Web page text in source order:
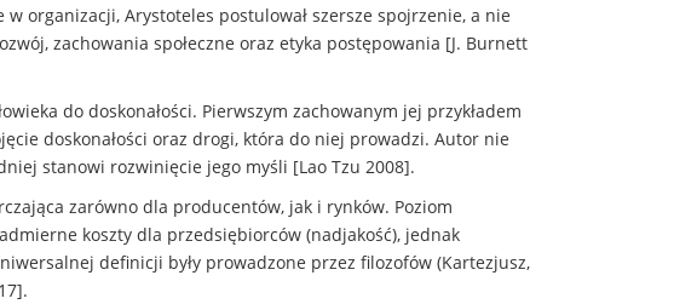
organizacji, Arystoteles postulował szersze spojrzenie, a nie
zachowania społeczne oraz etyka postępowania [J. Burnett
do doskonałości. Pierwszym zachowanym jej przykładem
doskonałości oraz drogi, która do niej prowadzi. Autor nie
stanowi rozwinięcie jego myśli [Lao Tzu 2008].
zarówno dla producentów, jak i rynków. Poziom
koszty dla przedsiębiorców (nadjakość), jednak
definicji były prowadzone przez filozofów (Kartezjusz,